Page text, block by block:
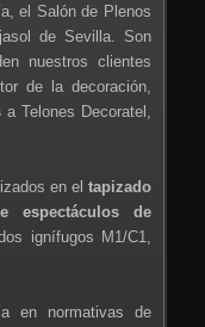
el Salón de Plenos
de Sevilla. Son
nuestros clientes
de la decoración,
a Telones Decoratel,
en el tapizado
espectáculos de
ignífugos M1/C1,
en normativas de